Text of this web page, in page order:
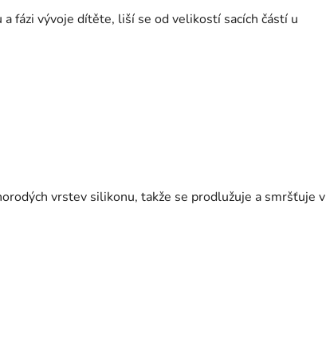
fázi vývoje dítěte, liší se od velikostí sacích částí u
vrstev silikonu, takže se prodlužuje a smršťuje v